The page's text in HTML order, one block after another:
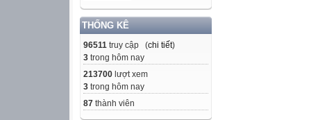
THỐNG KÊ
96511 truy cập (chi tiết)
3 trong hôm nay
213700 lượt xem
3 trong hôm nay
87 thành viên